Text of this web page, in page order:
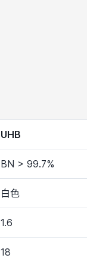
UHB
BN > 99.7%
白色
1.6
18